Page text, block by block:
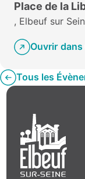
Place de la
, Elbeuf sur
Ouvrir dans
Tous les